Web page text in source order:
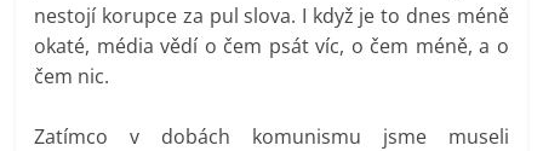
nestojí korupce za pul slova. I když je to dnes méně
okaté, média vědí o čem psát víc, o čem méně, a o
čem nic.
Zatímco v dobách komunismu jsme museli